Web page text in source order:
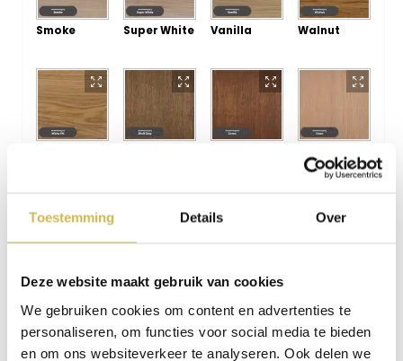
Toestemming Details Over
Deze website maakt gebruik van cookies
We gebruiken cookies om content en advertenties te
personaliseren, om functies voor social media te bieden
en om ons websiteverkeer te analyseren. Ook delen we
Smoke Super White Vanilla Walnut